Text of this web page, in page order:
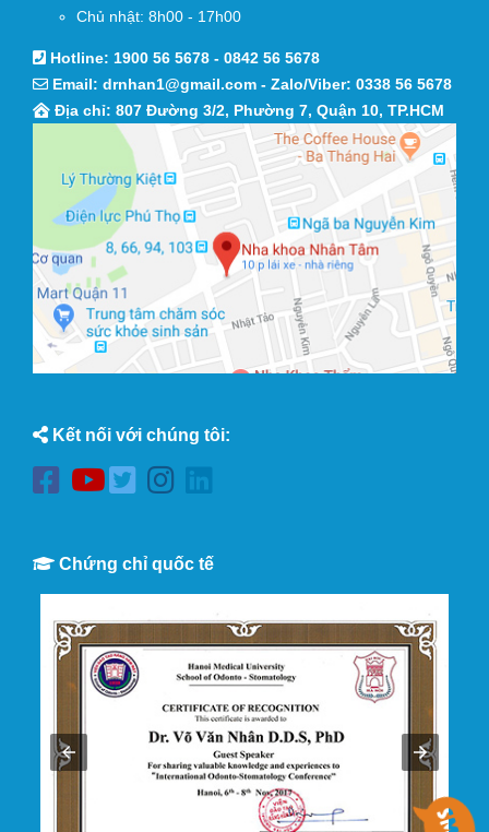
Chủ nhật: 8h00 - 17h00
Hotline: 1900 56 5678 - 0842 56 5678
Email: drnhan1@gmail.com - Zalo/Viber: 0338 56 5678
Địa chỉ: 807 Đường 3/2, Phường 7, Quận 10, TP.HCM
Kết nối với chúng tôi:
Chứng chỉ quốc tế